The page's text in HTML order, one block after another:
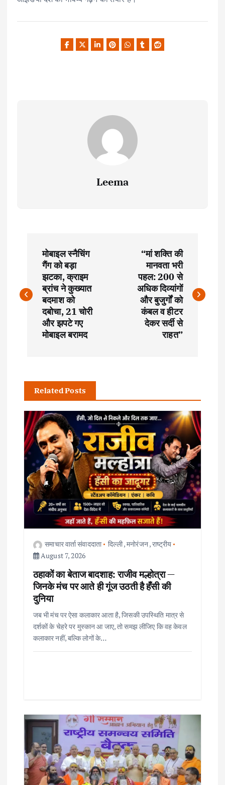
Leema
s
g
a
t
मोबाइल स्नैचिंग
गैंग को बड़ा
झटका, क्राइम
ब्रांच ने कुख्यात
बदमाश को
दबोचा, 21 चोरी
और झपटे गए
मोबाइल बरामद
“मां शक्ति की
मानवता भरी
पहल: 200 से
अधिक दिव्यांगों
और बुजुर्गों को
कंबल व हीटर
देकर सर्दी से
राहत”
Related Posts
समाचार वार्ता संवाददाता दिल्ली,मनोरंजन,राष्ट्रीय
August 7, 2026
ठहाकों का बेताज बादशाह: राजीव मल्होत्रा —
जिनके मंच पर आते ही गूंज उठती है हँसी की
दुनिया
जब भी मंच पर ऐसा कलाकार आता है, जिसकी उपस्थिति मात्र से
दर्शकों के चेहरे पर मुस्कान आ जाए, तो समझ लीजिए कि वह केवल
कलाकार नहीं, बल्कि लोगों के…